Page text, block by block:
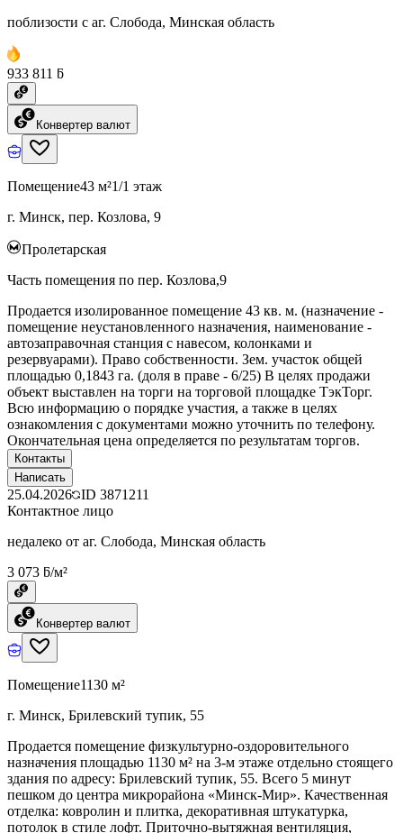
поблизости с аг. Слобода, Минская область
933 811 ƃ
Конвертер валют
Помещение43 м²1/1 этаж
г. Минск, пер. Козлова, 9
Пролетарская
Часть помещения по пер. Козлова,9
Продается изолированное помещение 43 кв. м. (назначение -
помещение неустановленного назначения, наименование -
автозаправочная станция с навесом, колонками и
резервуарами). Право собственности. Зем. участок общей
площадью 0,1843 га. (доля в праве - 6/25) В целях продажи
объект выставлен на торги на торговой площадке ТэкТорг.
Всю информацию о порядке участия, а также в целях
ознакомления с документами можно уточнить по телефону.
Окончательная цена определяется по результатам торгов.
Контакты
Написать
25.04.2026 ID 3871211
Контактное лицо
недалеко от аг. Слобода, Минская область
3 073 ƃ/м²
Конвертер валют
Помещение1130 м²
г. Минск, Брилевский тупик, 55
Продается помещение физкультурно-оздоровительного
назначения площадью 1130 м² на 3-м этаже отдельно стоящего
здания по адресу: Брилевский тупик, 55. Всего 5 минут
пешком до центра микрорайона «Минск-Мир». Качественная
отделка: ковролин и плитка, декоративная штукатурка,
потолок в стиле лофт. Приточно-вытяжная вентиляция,